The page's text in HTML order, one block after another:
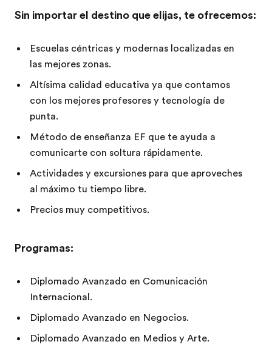
Sin importar el destino que elijas, te ofrecemos:
Escuelas céntricas y modernas localizadas en
las mejores zonas.
Altísima calidad educativa ya que contamos
con los mejores profesores y tecnología de
punta.
Método de enseñanza EF que te ayuda a
comunicarte con soltura rápidamente.
Actividades y excursiones para que aproveches
al máximo tu tiempo libre.
Precios muy competitivos.
Programas:
Diplomado Avanzado en Comunicación
Internacional.
Diplomado Avanzado en Negocios.
Diplomado Avanzado en Medios y Arte.